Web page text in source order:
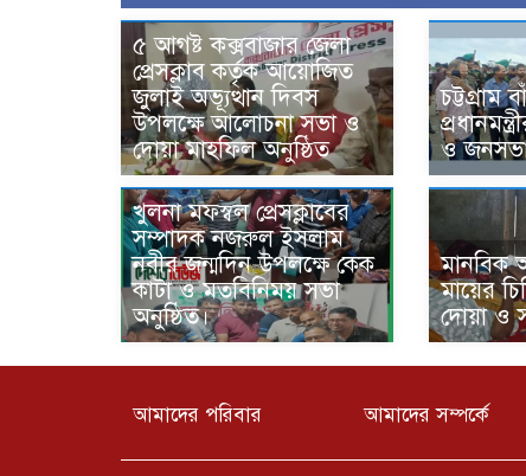
৫ আগষ্ট কক্সবাজার জেলা
প্রেসক্লাব কর্তৃক আয়োজিত
জুলাই অভ্যূত্থান দিবস
উপলক্ষে আলোচনা সভা ও
দোয়া মাহফিল অনুষ্ঠিত
চট্টগ্রাম
ও
খুলনা মফস্বল প্রেসক্লাবের
সম্পাদক নজরুল ইসলাম
নবীর জন্মদিন উপলক্ষে কেক
কাটা ও মতবিনিময় সভা
অনুষ্ঠিত।
মানবিক
মায়ের
দোয়া ও
আমাদের পরিবার আমাদের সম্পর্কে